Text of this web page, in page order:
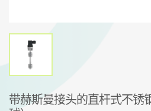
带赫斯曼接头的直杆式不锈